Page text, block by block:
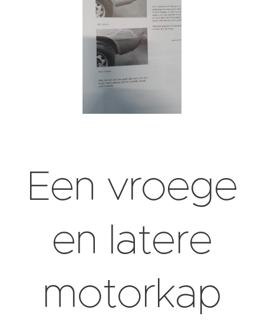
Een vroege
en latere
motorkap